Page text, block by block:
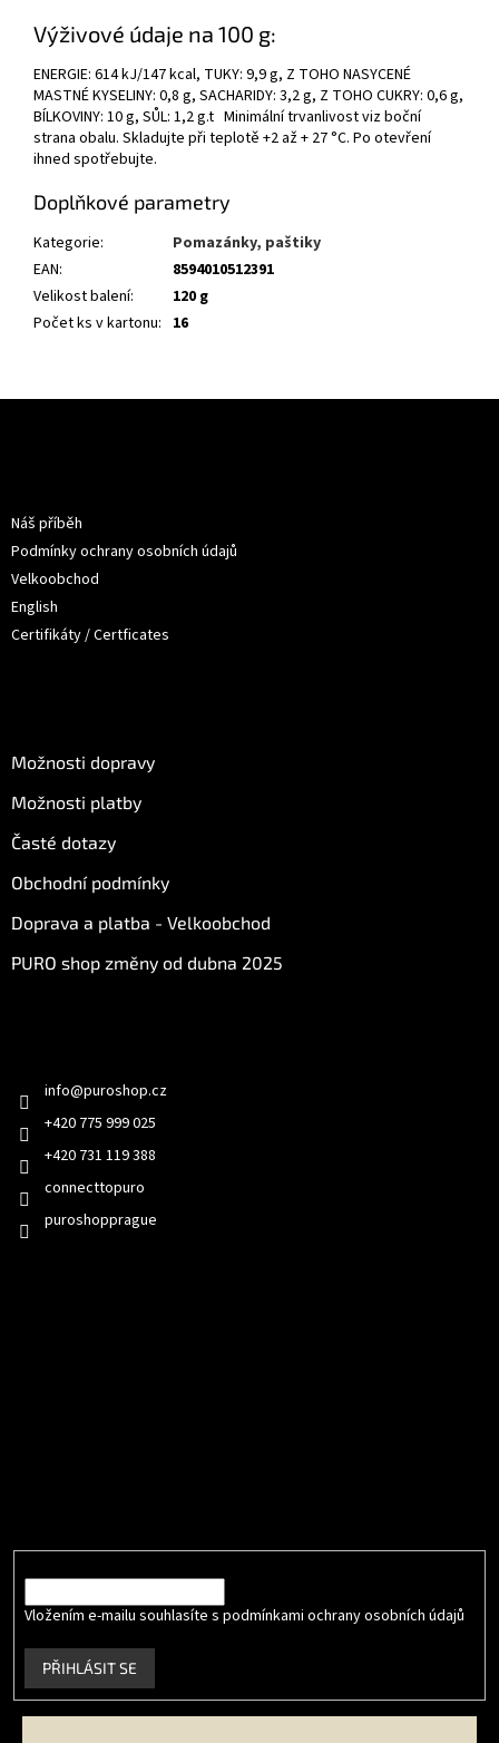
Výživové údaje na 100 g:
ENERGIE: 614 kJ/147 kcal, TUKY: 9,9 g, Z TOHO NASYCENÉ
MASTNÉ KYSELINY: 0,8 g, SACHARIDY: 3,2 g, Z TOHO CUKRY: 0,6 g,
BÍLKOVINY: 10 g, SŮL: 1,2 g.t Minimální trvanlivost viz boční
strana obalu. Skladujte při teplotě +2 až + 27 °C. Po otevření
ihned spotřebujte.
Doplňkové parametry
Kategorie:
Pomazánky, paštiky
EAN:
8594010512391
Velikost balení:
120 g
Počet ks v kartonu: 16
Náš příběh
Podmínky ochrany osobních údajů
Velkoobchod
English
Certifikáty / Certficates
Možnosti dopravy
Možnosti platby
Časté dotazy
Obchodní podmínky
Doprava a platba - Velkoobchod
PURO shop změny od dubna 2025
info@puroshop.cz
+420 775 999 025
+420 731 119 388
connecttopuro
puroshopprague
Vložením e-mailu souhlasíte s podmínkami ochrany osobních údajů
PŘIHLÁSIT SE